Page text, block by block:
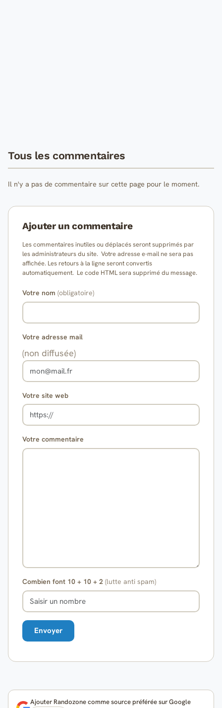
Tous les commentaires
Il n'y a pas de commentaire sur cette page pour le moment.
Ajouter un commentaire
Les commentaires inutiles ou déplacés seront supprimés par
les administrateurs du site. Votre adresse e-mail ne sera pas
affichée. Les retours à la ligne seront convertis
automatiquement. Le code HTML sera supprimé du message.
Votre nom (obligatoire)
Votre adresse mail
(non diffusée)
Votre site web
Votre commentaire
Combien font 10 + 10 + 2 (lutte anti spam)
Ajouter Randozone comme source préférée sur Google